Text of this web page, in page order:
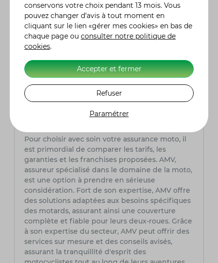
événements marquants de cette période ?
Au XXIe siècle, BMW a continué d'innover en
élargissant sa gamme de modèles, en faisant
des incursions dans la mobilité électrique et en
réalisant des acquisitions stratégiques. Des
Husqvarna, le développement de la mobilité
urbaine avec Free Now, et l'arrêt de la
production de la M760Li en 2022, entraînant
ainsi la fin du moteur V12 chez le constructeur.
Pour choisir avec soin votre assurance moto, il
est primordial de comparer les tarifs, les
garanties et les franchises proposées. AMV,
assureur spécialisé dans le domaine de la moto,
est une option à prendre en sérieuse
considération. Fort de son expertise, AMV offre
des solutions adaptées aux besoins spécifiques
des motards, assurant ainsi une couverture
complète et fiable pour leurs deux-roues. Grâce
à son expertise du secteur, AMV peut offrir des
services sur mesure et des conseils avisés,
assurant la tranquillité d'esprit des
conservons votre choix pendant 13 mois. Vous
pouvez changer d’avis à tout moment en
cliquant sur le lien «gérer mes cookies» en bas de
chaque page ou consulter notre politique de
cookies.
Accepter et fermer
Refuser
Paramétrer